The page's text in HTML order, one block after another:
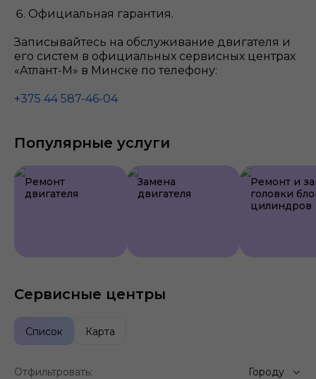
Официальная гарантия.
Записывайтесь на обслуживание двигателя и
его систем в официальных сервисных центрах
«Атлант-М» в Минске по телефону:
+375 44 587-46-04
Популярные услуги
Ремонт
двигателя
Замена
двигателя
Ремонт и
головки
цилиндров
Сервисные центры
Список Карта
Отфильтровать: Городу